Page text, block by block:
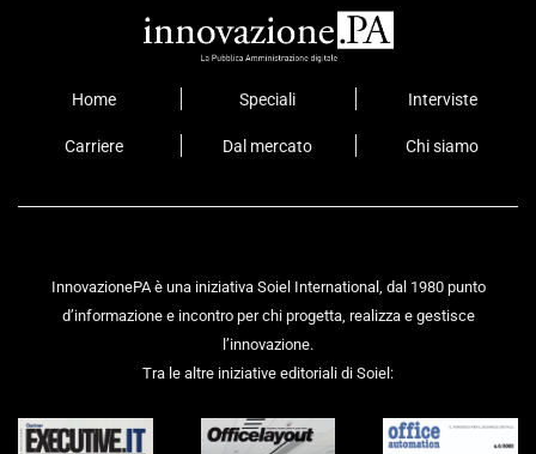
Home Speciali Interviste
Carriere Dal mercato Chi siamo
InnovazionePA è una iniziativa Soiel International, dal 1980 punto
d’informazione e incontro per chi progetta, realizza e gestisce
l’innovazione.
Tra le altre iniziative editoriali di Soiel: